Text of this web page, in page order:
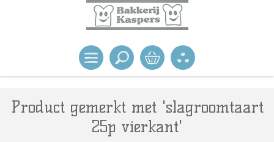
Product gemerkt met 'slagroomtaart
25p vierkant'